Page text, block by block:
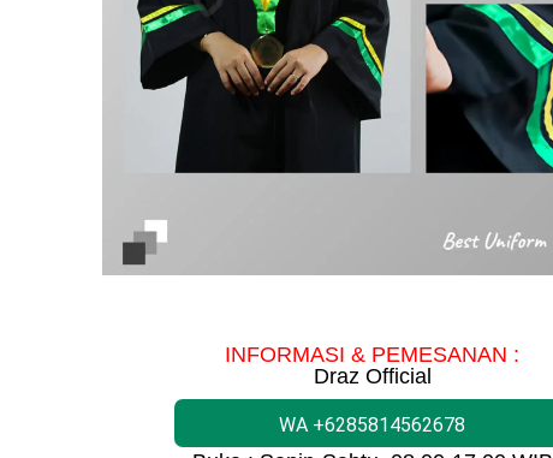
INFORMASI & PEMESANAN :
Draz Official
WA +6285814562678